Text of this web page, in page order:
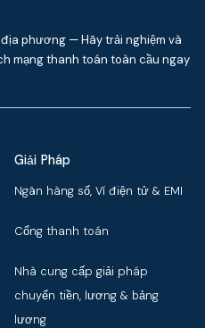
phương — Hãy trải nghiệm và
mạng thanh toán toàn cầu ngay
Giải Pháp
Ngân hàng số, Ví điện tử & EMI
Cổng thanh toán
Nhà cung cấp giải pháp
chuyển tiền, lương & bảng
lương